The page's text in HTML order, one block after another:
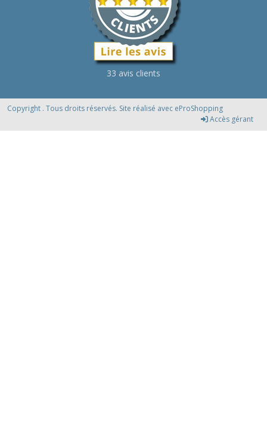
33 avis clients
Copyright . Tous droits réservés. Site réalisé avec eProShopping
Accès gérant